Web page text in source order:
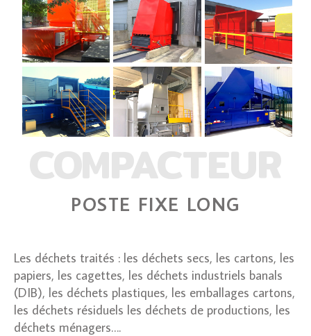
COMPACTEUR
POSTE FIXE LONG
Les déchets traités : les déchets secs, les cartons, les
papiers, les cagettes, les déchets industriels banals
(DIB), les déchets plastiques, les emballages cartons,
les déchets résiduels les déchets de productions, les
déchets ménagers….